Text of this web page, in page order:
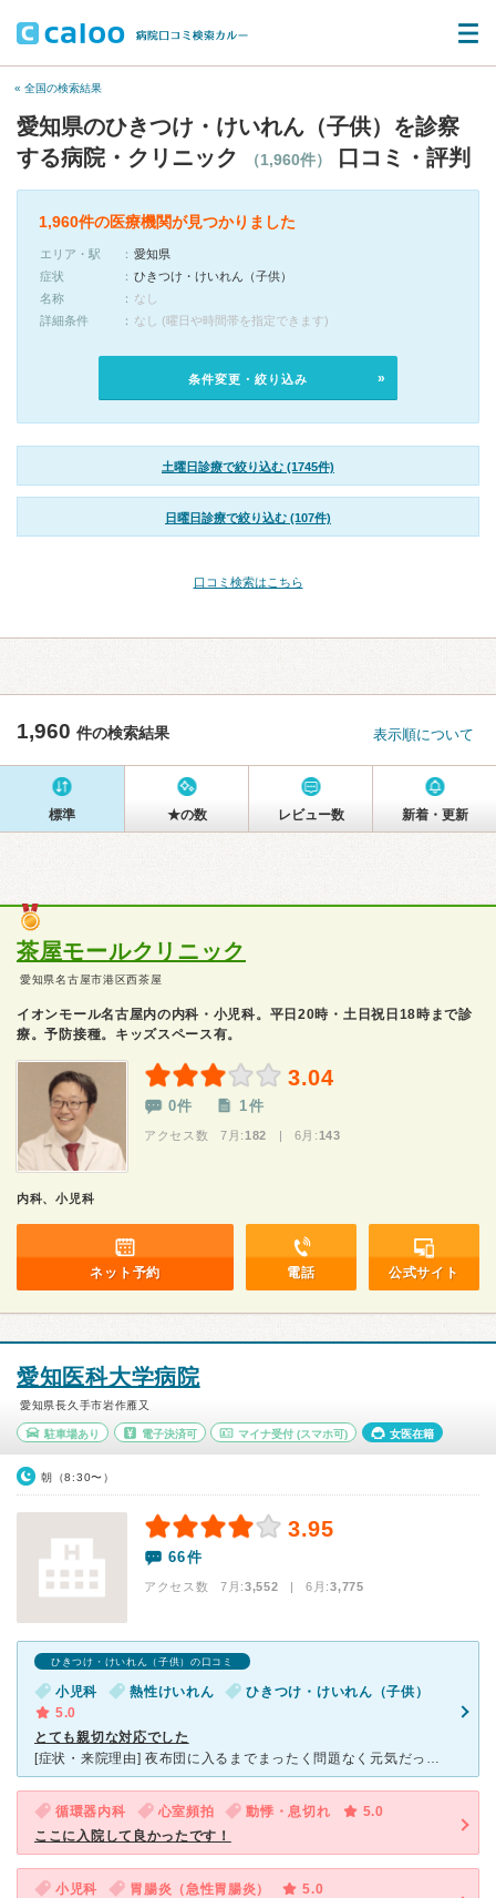
« 全国の検索結果
愛知県のひきつけ・けいれん（子供）を診察
する病院・クリニック
（1,960件） 口コミ・評判
1,960件の医療機関が見つかりました
エリア・駅
愛知県
症状
ひきつけ・けいれん（子供）
名称
なし
詳細条件
なし (曜日や時間帯を指定できます)
条件変更・絞り込み
土曜日診療で絞り込む (1745件)
日曜日診療で絞り込む (107件)
口コミ検索はこちら
1,960 件の検索結果 表示順について
標準 ★の数 レビュー数 新着・更新
茶屋モールクリニック
愛知県名古屋市港区西茶屋
イオンモール名古屋内の内科・小児科。平日20時・土日祝日18時まで診
療。予防接種。キッズスペース有。
3.04
0件 1件
アクセス数 7月: 182 | 6月: 143
内科、小児科
ネット予約 電話 公式サイト
愛知医科大学病院
愛知県長久手市岩作雁又
駐車場あり 電子決済可 マイナ受付 (スマホ可) 女医在籍
朝（8:30〜）
3.95
66件
アクセス数 7月:3,552 | 6月:3,775
ひきつけ・けいれん（子供）の口コミ
小児科 熱性けいれん
ひきつけ・けいれん（子供）
5.0
とても親切な対応でした
[症状・来院理由] 夜布団に入るまでまったく問題なく元気だったのですが、夜中に突然高熱が出て痙攣し、救急車で夜中に行きました。 [医師の診断・治療法] インフルエンザ検査は陰性、他の検査でも異常
循環器内科 心室頻拍 動悸・息切れ
5.0
ここに入院して良かったです！
小児科 胃腸炎（急性胃腸炎）
5.0